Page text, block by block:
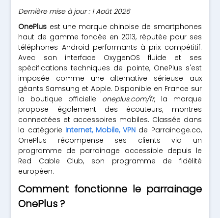
Dernière mise à jour : 1 Août 2026
OnePlus est une marque chinoise de smartphones
haut de gamme fondée en 2013, réputée pour ses
téléphones Android performants à prix compétitif.
Avec son interface OxygenOS fluide et ses
spécifications techniques de pointe, OnePlus s'est
imposée comme une alternative sérieuse aux
géants Samsung et Apple. Disponible en France sur
la boutique officielle oneplus.com/fr, la marque
propose également des écouteurs, montres
connectées et accessoires mobiles. Classée dans
la catégorie Internet, Mobile, VPN de Parrainage.co,
OnePlus récompense ses clients via un
programme de parrainage accessible depuis le
Red Cable Club, son programme de fidélité
européen.
Comment fonctionne le parrainage
OnePlus ?